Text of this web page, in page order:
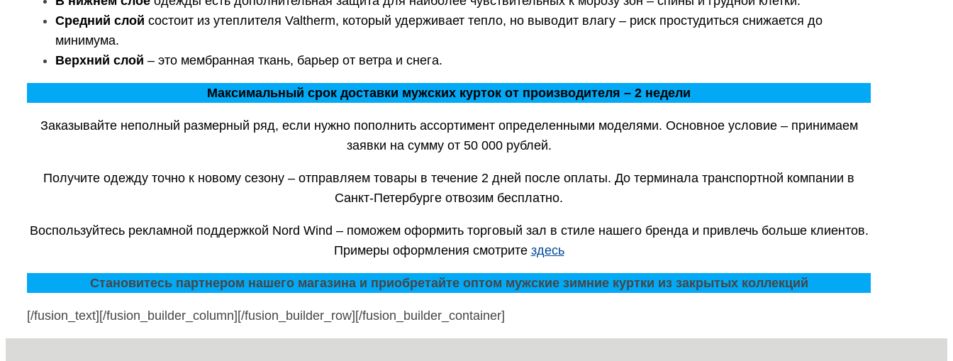
Средний слой состоит из утеплителя Valtherm, который удерживает тепло, но выводит влагу – риск простудиться снижается до
минимума.
Верхний слой – это мембранная ткань, барьер от ветра и снега.
Максимальный срок доставки мужских курток от производителя – 2 недели
Заказывайте неполный размерный ряд, если нужно пополнить ассортимент определенными моделями. Основное условие – принимаем
заявки на сумму от 50 000 рублей.
Получите одежду точно к новому сезону – отправляем товары в течение 2 дней после оплаты. До терминала транспортной компании в
Санкт-Петербурге отвозим бесплатно.
Воспользуйтесь рекламной поддержкой Nord Wind – поможем оформить торговый зал в стиле нашего бренда и привлечь больше клиентов.
Примеры оформления смотрите здесь
Становитесь партнером нашего магазина и приобретайте оптом мужские зимние куртки из закрытых коллекций
[/fusion_text][/fusion_builder_column][/fusion_builder_row][/fusion_builder_container]